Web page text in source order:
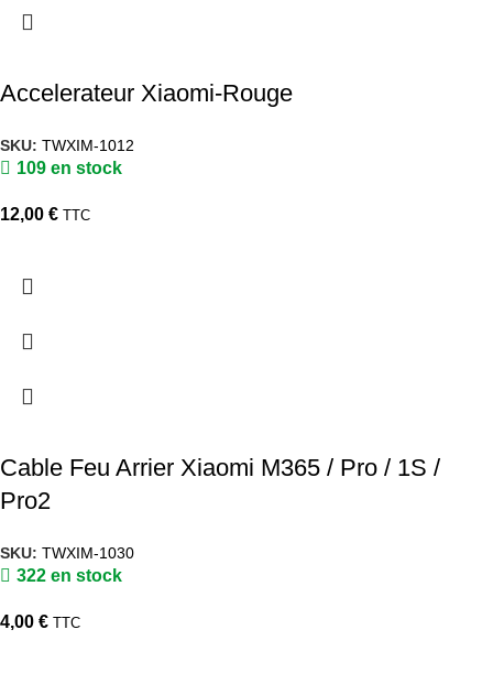
Accelerateur Xiaomi-Rouge
SKU: TWXIM-1012
109 en stock
12,00 € TTC
Cable Feu Arrier Xiaomi M365 / Pro / 1S /
Pro2
SKU: TWXIM-1030
322 en stock
4,00 € TTC